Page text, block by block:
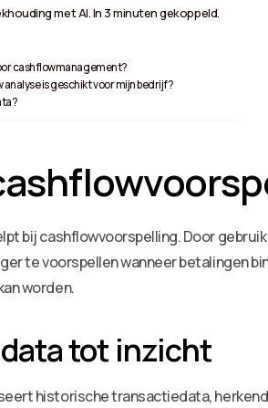
met AI. In 3 minuten gekoppeld.
cashflowmanagement?
is geschikt voor mijn bedrijf?
bij cashflowvoorspelling. Door
te voorspellen wanneer betalingen
worden.
tot inzicht
historische transactiedata,